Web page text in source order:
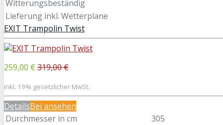
Witterungsbeständig
Lieferung inkl. Wetterplane
EXIT Trampolin Twist
259,00 € 319,00 €
inkl. 19% gesetzlicher MwSt.
DetailsBei ansehen
Durchmesser in cm
305